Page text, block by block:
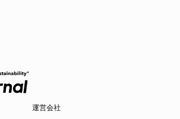
運営会社